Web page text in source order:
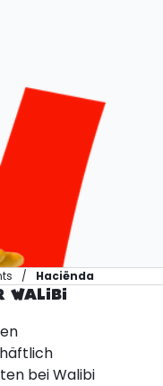
Haciënda
WALIBI
bei Walibi